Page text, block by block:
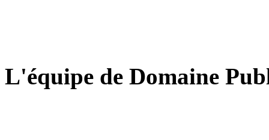
L'équipe de Domaine